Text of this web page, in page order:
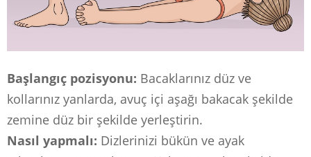
Başlangıç ​​pozisyonu: Bacaklarınız düz ve
kollarınız yanlarda, avuç içi aşağı bakacak şekilde
zemine düz bir şekilde yerleştirin.
Nasıl yapmalı: Dizlerinizi bükün ve ayak